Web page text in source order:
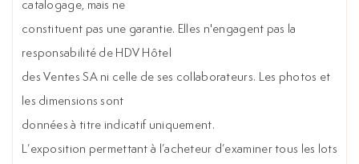
catalogage, mais ne
constituent pas une garantie. Elles n'engagent pas la
responsabilité de HDV Hôtel
des Ventes SA ni celle de ses collaborateurs. Les photos et
les dimensions sont
données à titre indicatif uniquement.
L’exposition permettant à l’acheteur d’examiner tous les lots